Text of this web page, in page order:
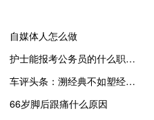
自媒体人怎么做
护士能报考公务员的什么职位啊
车评头条：溯经典不如塑经典 试驾奥迪A1
66岁脚后跟痛什么原因